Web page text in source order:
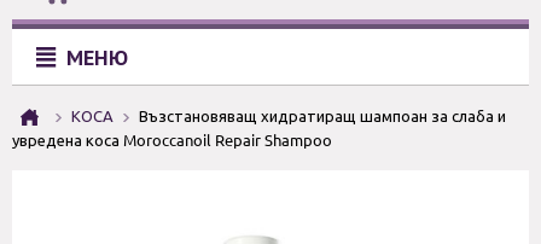
МЕНЮ
КОСА
Възстановяващ хидратиращ шампоан за слаба и
увредена коса Moroccanoil Repair Shampoo